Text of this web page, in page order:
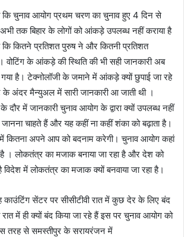
चुनाव आयोग प्रथम चरण का चुनाव हुए 4 दिन से
तक बिहार के लोगों को आंकड़े उपलब्ध नहीं कराया है
कि कितने प्रतिशत पुरुष ने और कितनी प्रतिशत
वोटिंग के आंकड़े की स्थिति की भी सही जानकारी अब
है। टेक्नोलॉजी के जमाने में आंकड़े क्यों छुपाई जा रहे
अंदर मैन्युअल में सारी जानकारी आ जाती थी ।
में जानकारी चुनाव आयोग के द्वारा क्यों उपलब्ध नहीं
चाहते हैं और यह कहीं ना कहीं शंका को बढ़ाता है।
कितना अपने आप को बदनाम करेगी। चुनाव आयोग कहां
है । लोकतंत्र का मजाक बनाया जा रहा है और देश को
विदेश में लोकतंत्र का मजाक क्यों बनवाया जा रहा है।
सेंटर पर सीसीटीवी रात में कुछ देर के लिए बंद
में ही क्यों बंद किया जा रहे हैं इस पर चुनाव आयोग को
तरह से समस्तीपुर के सरायरंजन में